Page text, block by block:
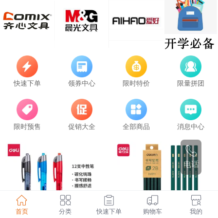
电话
快速下单 领券中心 限时特价 限量拼团
限时预售 促销大全 全部商品 消息中心
首页 分类 快速下单 购物车 我的